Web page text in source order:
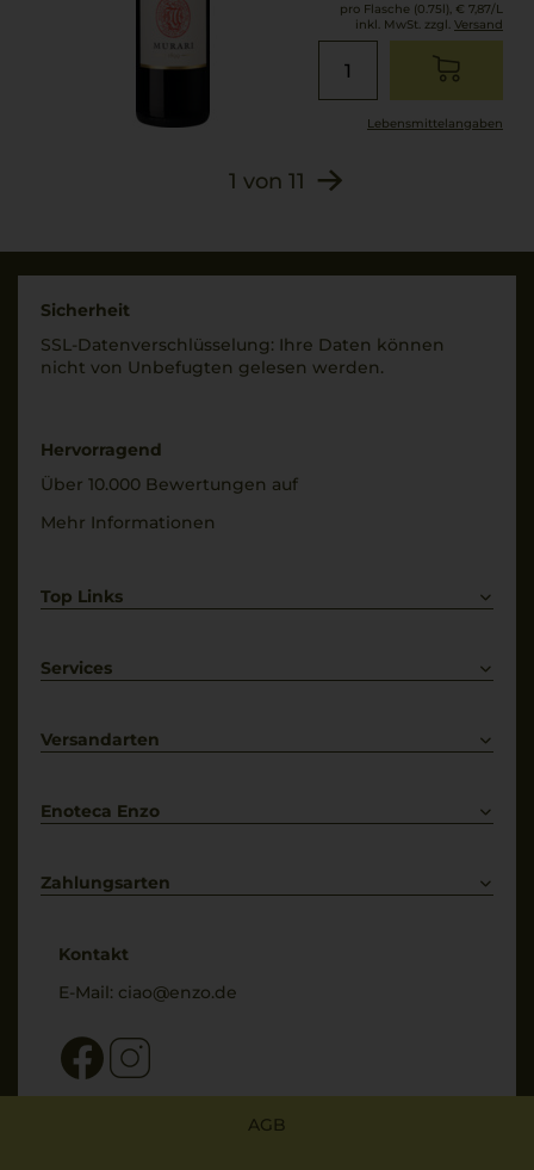
pro Flasche (0.75l), € 7,87/L
inkl. MwSt. zzgl. Versand
Lebensmittel­angaben
1 von 11
Sicherheit
SSL-Daten­verschlüs­selung: Ihre Daten können
nicht von Unbe­fugten gelesen werden.
Hervorragend
Über 10.000 Bewertungen auf
Mehr Informationen
Top Links
Weißwein
Services
Kontakt
Versandarten
Enoteca Enzo
Bewertungs-Richtlinien
Zahlungsarten
Kontakt
E-Mail: ciao@enzo.de
AGB